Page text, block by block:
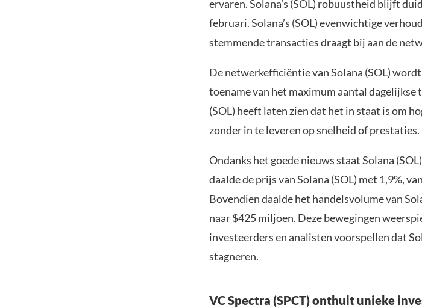
ervaren. Solana’s (SOL) robuustheid blijft
februari. Solana’s (SOL) evenwichtige
stemmende transacties draagt bij aan de
De netwerkefficiëntie van Solana (SOL)
toename van het maximum aantal dagelijkse
(SOL) heeft laten zien dat het in staat is om
zonder in te leveren op snelheid of prestaties.
Ondanks het goede nieuws staat Solana
daalde de prijs van Solana (SOL) met 1,9%,
Bovendien daalde het handelsvolume van
naar $425 miljoen. Deze bewegingen
investeerders en analisten voorspellen dat
stagneren.
VC Spectra (SPCT) onthult unieke